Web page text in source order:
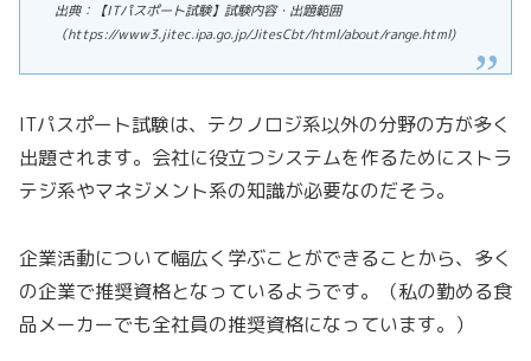
出典：【ITパスポート試験】試験内容・出題範囲
（https://www3.jitec.ipa.go.jp/JitesCbt/html/about/range.html)
ITパスポート試験は、テクノロジ系以外の分野の方が多く
出題されます。会社に役立つシステムを作るためにストラ
テジ系やマネジメント系の知識が必要なのだそう。
企業活動について幅広く学ぶことができることから、多く
の企業で推奨資格となっているようです。（私の勤める食
品メーカーでも全社員の推奨資格になっています。）